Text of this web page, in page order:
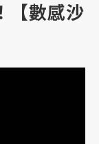
【數感沙